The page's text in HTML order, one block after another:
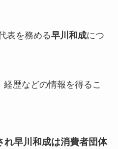
表を務める早川和成につ
歴などの情報を得るこ
早川和成は消費者団体